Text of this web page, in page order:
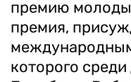
премию
премия,
которого